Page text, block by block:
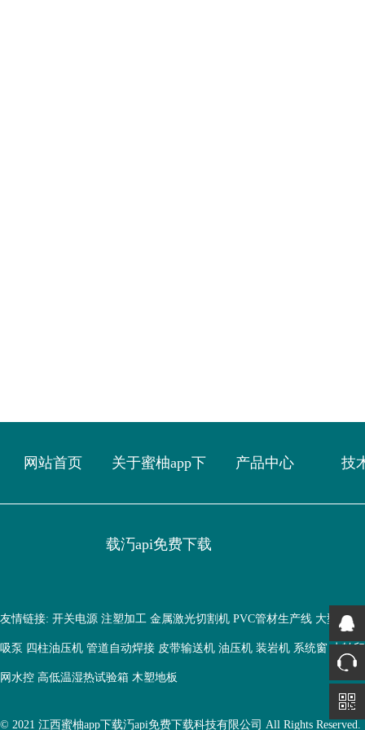
网站首页 关于蜜柚app下
载汅api免费下载
产品中心 技
友情链接: 开关电源 注塑加工 金属激光切割机 PVC管材生产线 大型鱼缸
吸泵 四柱油压机 管道自动焊接 皮带输送机 油压机 装岩机 系统窗 水转
网水控 高低温湿热试验箱 木塑地板
© 2021 江西蜜柚app下载汅api免费下载科技有限公司 All Rights Reserved.